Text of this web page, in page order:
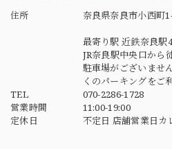
住所 奈良県奈良市小西町
最寄り駅 近鉄奈良駅
JR奈良駅中央口から
駐車場がございませ
くのパーキングをご
TEL
070-2286-1728
営業時間
11:00-19:00
定休日
不定日 店舗営業日カ